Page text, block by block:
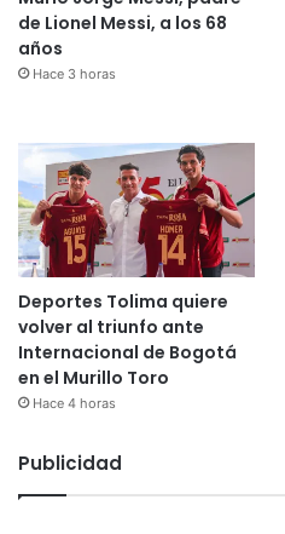
de Lionel Messi, a los 68
años
Hace 3 horas
Deportes Tolima quiere
volver al triunfo ante
Internacional de Bogotá
en el Murillo Toro
Hace 4 horas
Publicidad